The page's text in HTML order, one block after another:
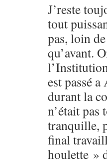
J’reste
tout
pas, loin
qu’avant.
est passé
durant la
n’était pas
tranquille,
final
houlette »